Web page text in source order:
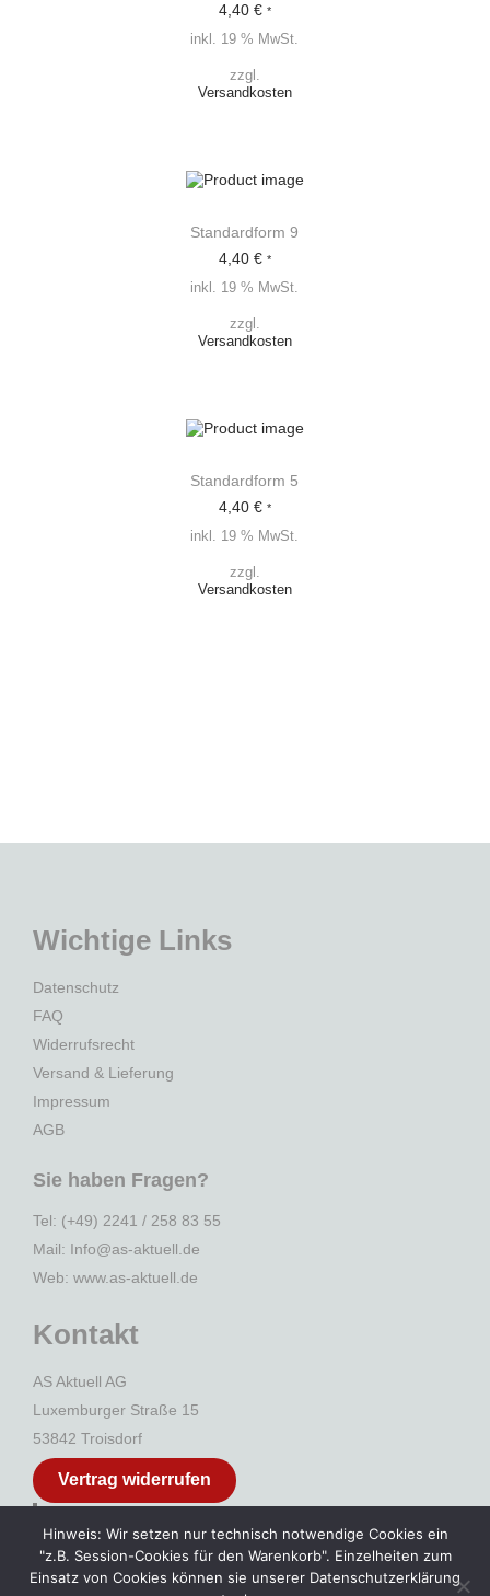
4,40 € *
inkl. 19 % MwSt.
zzgl.
Versandkosten
Standardform 9
4,40 € *
inkl. 19 % MwSt.
zzgl.
Versandkosten
Standardform 5
4,40 € *
inkl. 19 % MwSt.
zzgl.
Versandkosten
Wichtige Links
Datenschutz
FAQ
Widerrufsrecht
Versand & Lieferung
Impressum
AGB
Sie haben Fragen?
Tel: (+49) 2241 / 258 83 55
Mail: Info@as-aktuell.de
Web: www.as-aktuell.de
Kontakt
AS Aktuell AG
Luxemburger Straße 15
53842 Troisdorf
Vertrag widerrufen
* Endpreis inkl. MwSt. zzgl. Versandkosten
Hinweis: Wir setzen nur technisch notwendige Cookies ein
"z.B. Session-Cookies für den Warenkorb". Einzelheiten zum
Einsatz von Cookies können sie unserer Datenschutzerklärung